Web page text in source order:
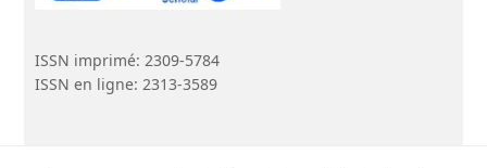
ISSN imprimé: 2309-5784
ISSN en ligne: 2313-3589